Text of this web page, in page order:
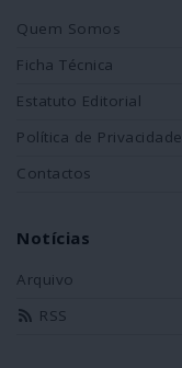
Quem Somos
Ficha Técnica
Estatuto Editorial
Política de Privacidade
Contactos
Notícias
Arquivo
RSS